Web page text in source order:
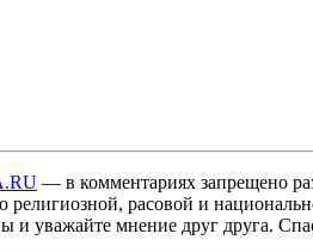
— в комментариях запрещено
расовой и
и уважайте мнение друг друга.